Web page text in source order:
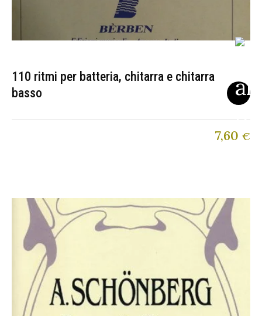
110 ritmi per batteria, chitarra e chitarra
basso
7,60 €